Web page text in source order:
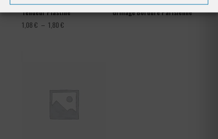
Tendeur Plastifié
1,08€ – 1,80€Plage
Grillage Bordure Parisienne